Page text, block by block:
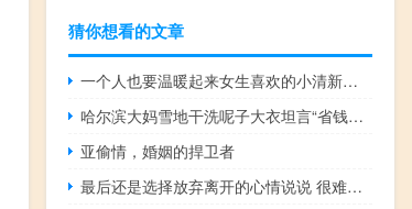
猜你想看的文章
一个人也要温暖起来女生喜欢的小清新句子 想在烟花绽放时扑到你的怀里
哈尔滨大妈雪地干洗呢子大衣坦言“省钱好使”大家都知道 到底什么情况呢
亚偷情，婚姻的捍卫者
最后还是选择放弃离开的心情说说 很难过无法撑下去的伤感心情说说